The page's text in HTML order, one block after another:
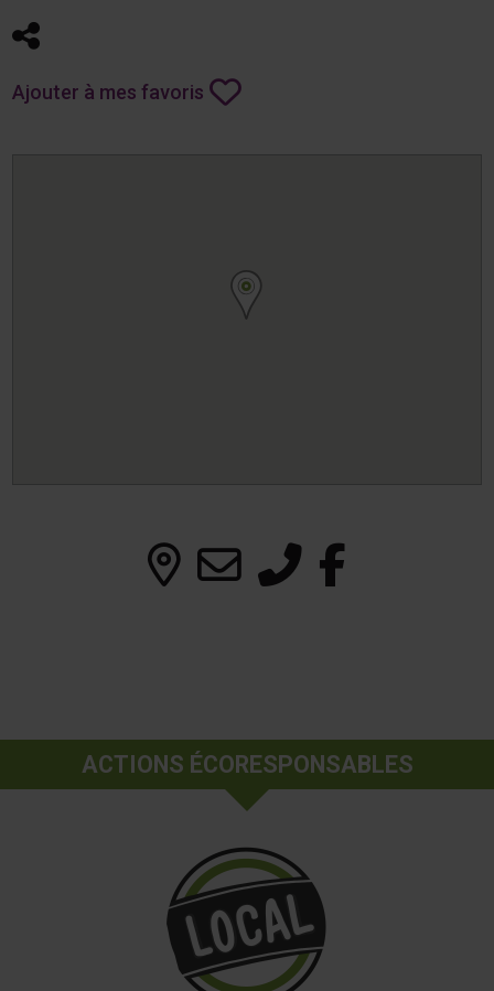
Partager
Ajouter à mes favoris
ACTIONS ÉCORESPONSABLES